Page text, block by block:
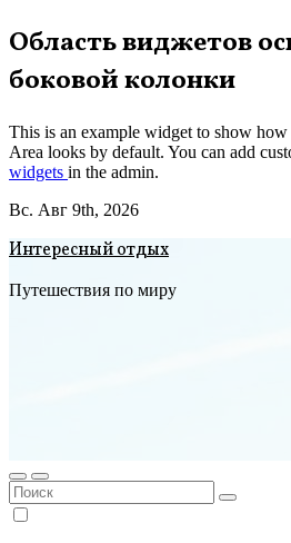
Перейти
к
содержимому
Область виджетов
боковой колонки
This is an example widget to show
Area looks by default. You can add
widgets in the admin.
Вс. Авг 9th, 2026
Интересный отдых
Путешествия по миру